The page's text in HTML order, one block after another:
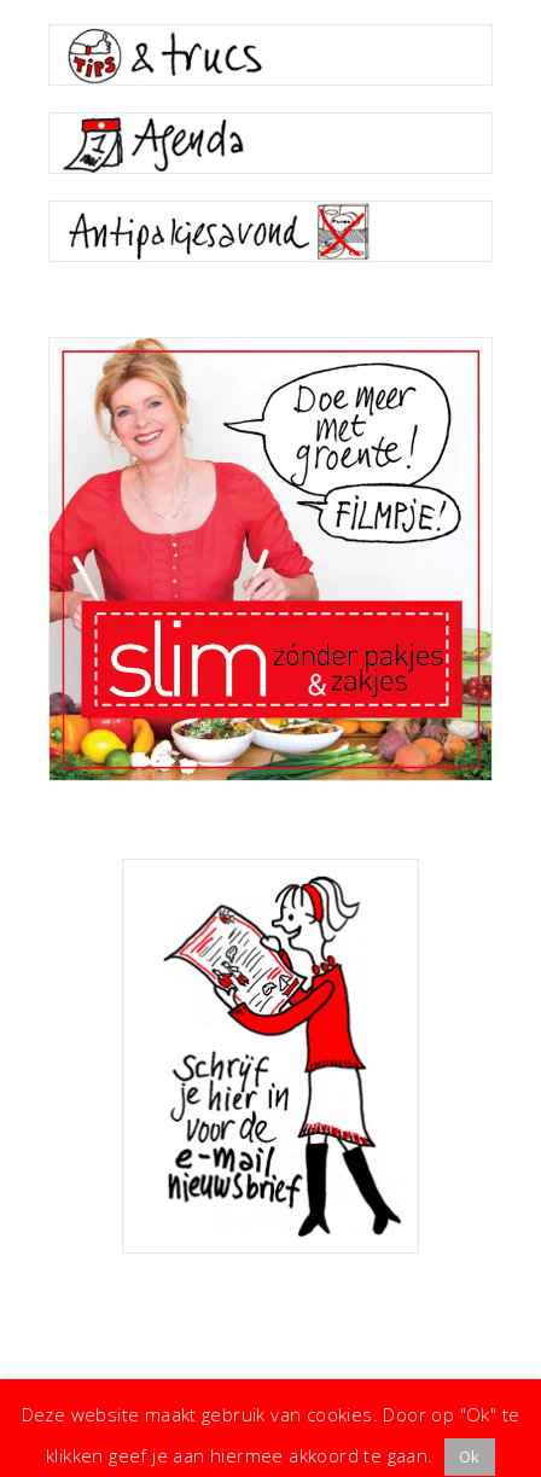
Deze website maakt gebruik van cookies. Door op "Ok" te
klikken geef je aan hiermee akkoord te gaan.
Ok